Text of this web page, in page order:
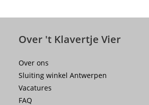
Over 't Klavertje Vier
Over ons
Sluiting winkel Antwerpen
Vacatures
FAQ